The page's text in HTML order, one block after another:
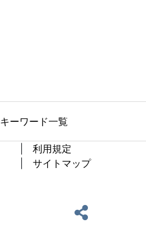
キーワード一覧
利用規定
サイトマップ